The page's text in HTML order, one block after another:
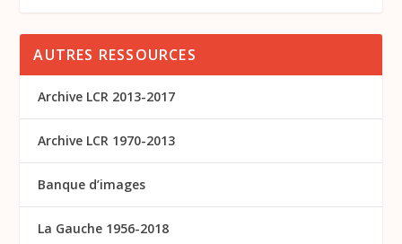
AUTRES RESSOURCES
Archive LCR 2013-2017
Archive LCR 1970-2013
Banque d’images
La Gauche 1956-2018